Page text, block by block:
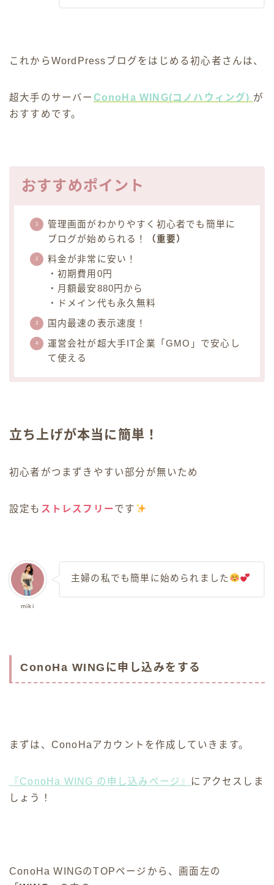
これからWordPressブログをはじめる初心者さんは、
超大手のサーバー ConoHa WING(コノハウィング) が
おすすめです。
おすすめポイント
管理画面がわかりやすく初心者でも簡単に
ブログが始められる！
（重要）
料金が非常に安い！
・初期費用0円
・月額最安880円から
・ドメイン代も永久無料
国内最速の表示速度！
運営会社が超大手IT企業「GMO」で安心し
て使える
立ち上げが本当に簡単！
初心者がつまずきやすい部分が無いため
設定も ストレスフリー です
miki
主婦の私でも簡単に始められました
ConoHa WINGに申し込みをする
まずは、ConoHaアカウントを作成していきます。
『ConoHa WING の申し込みページ』 にアクセスしま
しょう！
ConoHa WINGのTOPページから、画面左の